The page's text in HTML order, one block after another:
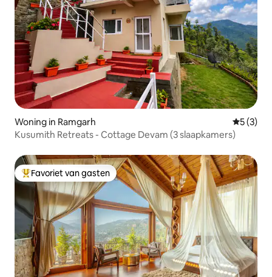
Woning in Ramgarh
5 (3)
Kusumith Retreats - Cottage Devam (3 slaapkamers)
Topfavoriet van gasten
Favoriet van gasten